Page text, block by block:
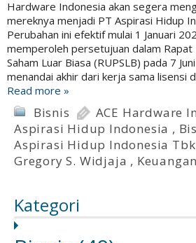
Hardware Indonesia akan segera
mereknya menjadi PT Aspirasi Hidup
Perubahan ini efektif mulai 1 Januari
memperoleh persetujuan dalam Rapat
Saham Luar Biasa (RUPSLB) pada 7
menandai akhir dari kerja sama lisensi
Read more »
Bisnis ACE Hardware
Aspirasi Hidup Indonesia ,
Aspirasi Hidup Indonesia Tbk
Gregory S. Widjaja , Keuangan
Kategori